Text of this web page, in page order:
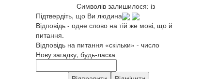
Символів залишилося: із
Підтвердіть, що Ви людина
Відповідь - одне слово на тій же мові, що й
питання.
Відповідь на питання «скільки» - число
Нову загадку, будь-ласка